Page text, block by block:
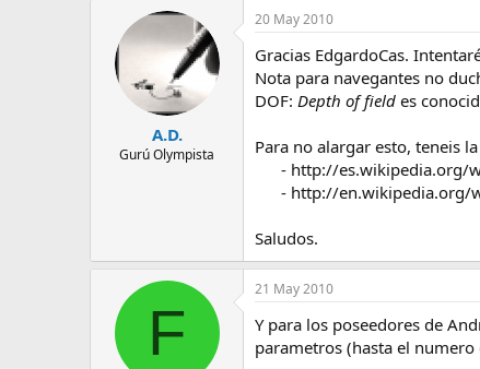
m
A.D.
Gurú Olympista
20 May 2010
Gracias EdgardoCas.
Nota para navegantes no
DOF: Depth of field es
Para no alargar esto, teneis
- http://es.wikipedia.org/
- http://en.wikipedia.org/
Saludos.
F
21 May 2010
Y para los poseedores de
parametros (hasta el